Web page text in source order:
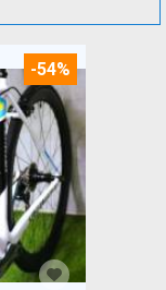
-54%